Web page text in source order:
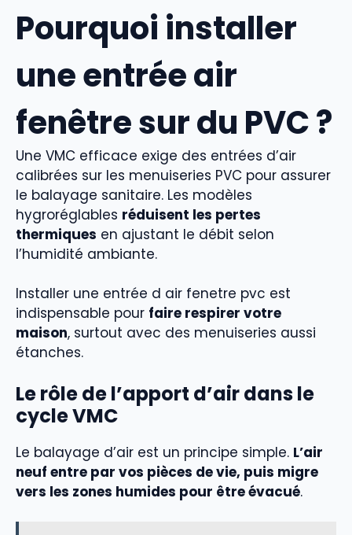
Pourquoi installer
une entrée air
fenêtre sur du PVC ?
Une VMC efficace exige des entrées d’air
calibrées sur les menuiseries PVC pour assurer
le balayage sanitaire. Les modèles
hygroréglables réduisent les pertes
thermiques en ajustant le débit selon
l’humidité ambiante.
Installer une entrée d air fenetre pvc est
indispensable pour faire respirer votre
maison, surtout avec des menuiseries aussi
étanches.
Le rôle de l’apport d’air dans le
cycle VMC
Le balayage d’air est un principe simple. L’air
neuf entre par vos pièces de vie, puis migre
vers les zones humides pour être évacué.